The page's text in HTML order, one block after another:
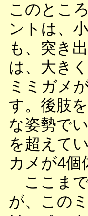
このとこ
ントは、
も、突き
は、大き
ミミガメ
す。後肢
な姿勢で
を超えて
カメが4個
ここまで
が、この